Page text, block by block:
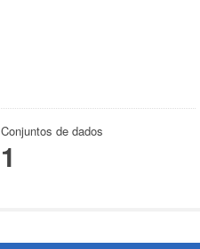
Conjuntos de dados
1